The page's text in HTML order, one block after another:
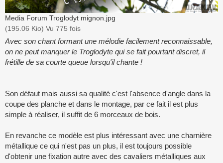
Media Forum Troglodyt mignon.jpg
(195.06 Kio) Vu 775 fois
Avec son chant formant une mélodie facilement reconnaissable,
on ne peut manquer le Troglodyte qui se fait pourtant discret, il
frétille de sa courte queue lorsqu'il chante !
Son défaut mais aussi sa qualité c'est l'absence d'angle dans la
coupe des planche et dans le montage, par ce fait il est plus
simple à réaliser, il suffit de 6 morceaux de bois.
En revanche ce modèle est plus intéressant avec une charnière
métallique ce qui n'est pas un plus, il est toujours possible
d'obtenir une fixation autre avec des cavaliers métalliques aux